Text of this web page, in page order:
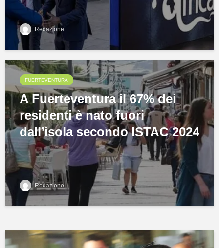
Redazione
FUERTEVENTURA
A Fuerteventura il 67% dei
residenti è nato fuori
dall’isola secondo ISTAC 2024
Redazione